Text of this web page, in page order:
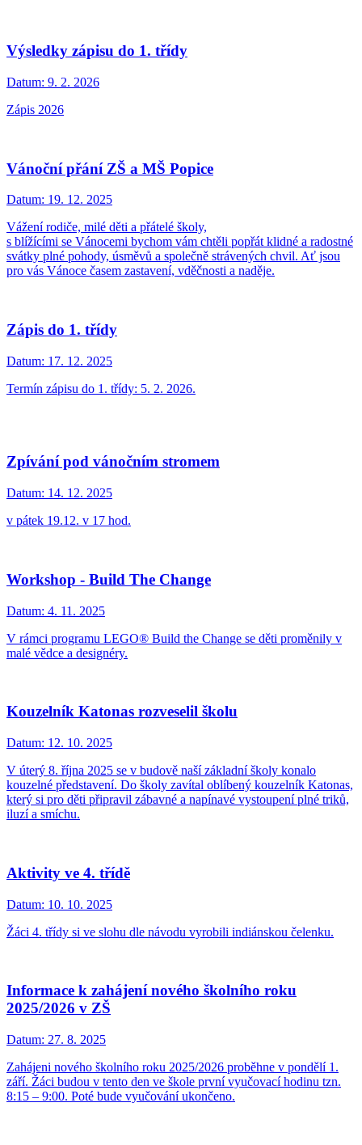
Výsledky zápisu do 1. třídy
Datum: 9. 2. 2026
Zápis 2026
Vánoční přání ZŠ a MŠ Popice
Datum: 19. 12. 2025
Vážení rodiče, milé děti a přátelé školy,
s blížícími se Vánocemi bychom vám chtěli popřát klidné a radostné
svátky plné pohody, úsměvů a společně strávených chvil. Ať jsou
pro vás Vánoce časem zastavení, vděčnosti a naděje.
Zápis do 1. třídy
Datum: 17. 12. 2025
Termín zápisu do 1. třídy: 5. 2. 2026.
Zpívání pod vánočním stromem
Datum: 14. 12. 2025
v pátek 19.12. v 17 hod.
Workshop - Build The Change
Datum: 4. 11. 2025
V rámci programu LEGO® Build the Change se děti proměnily v
malé vědce a designéry.
Kouzelník Katonas rozveselil školu
Datum: 12. 10. 2025
V úterý 8. října 2025 se v budově naší základní školy konalo
kouzelné představení. Do školy zavítal oblíbený kouzelník Katonas,
který si pro děti připravil zábavné a napínavé vystoupení plné triků,
iluzí a smíchu.
Aktivity ve 4. třídě
Datum: 10. 10. 2025
Žáci 4. třídy si ve slohu dle návodu vyrobili indiánskou čelenku.
Informace k zahájení nového školního roku
2025/2026 v ZŠ
Datum: 27. 8. 2025
Zahájeni nového školního roku 2025/2026 proběhne v pondělí 1.
září. Žáci budou v tento den ve škole první vyučovací hodinu tzn.
8:15 – 9:00. Poté bude vyučování ukončeno.